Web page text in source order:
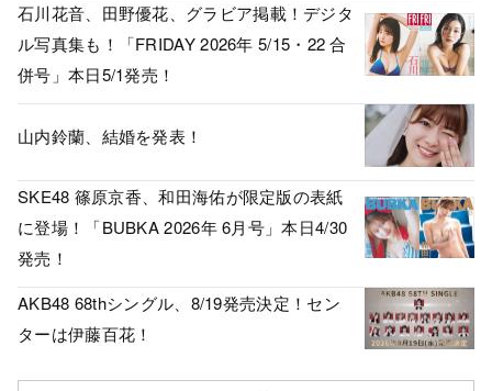
石川花音、田野優花、グラビア掲載！デジタ
ル写真集も！「FRIDAY 2026年 5/15・22 合
併号」本日5/1発売！
山内鈴蘭、結婚を発表！
SKE48 篠原京香、和田海佑が限定版の表紙
に登場！「BUBKA 2026年 6月号」本日4/30
発売！
AKB48 68thシングル、8/19発売決定！セン
ターは伊藤百花！